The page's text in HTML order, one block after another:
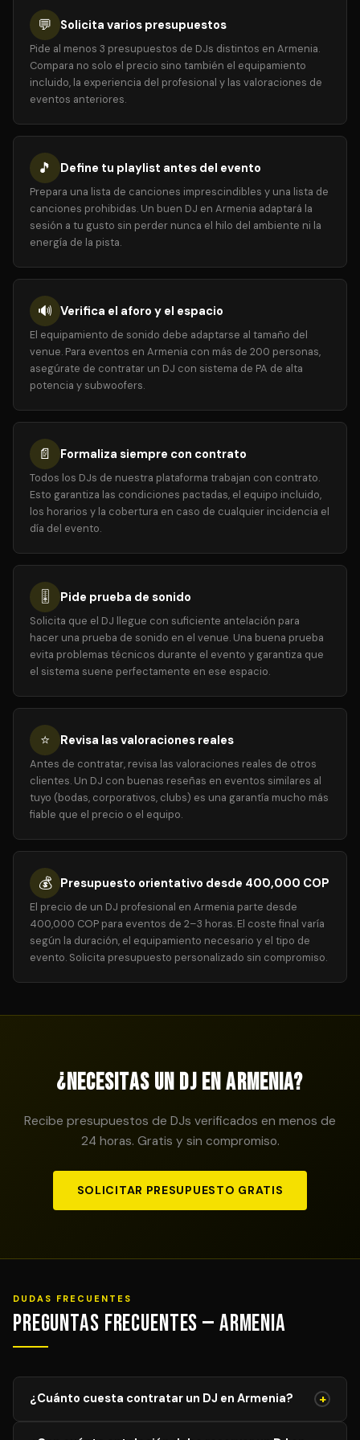
💬 Solicita varios presupuestos
Pide al menos 3 presupuestos de DJs distintos en Armenia.
Compara no solo el precio sino también el equipamiento
incluido, la experiencia del profesional y las valoraciones de
eventos anteriores.
🎵 Define tu playlist antes del evento
Prepara una lista de canciones imprescindibles y una lista de
canciones prohibidas. Un buen DJ en Armenia adaptará la
sesión a tu gusto sin perder nunca el hilo del ambiente ni la
energía de la pista.
🔊 Verifica el aforo y el espacio
El equipamiento de sonido debe adaptarse al tamaño del
venue. Para eventos en Armenia con más de 200 personas,
asegúrate de contratar un DJ con sistema de PA de alta
potencia y subwoofers.
📄 Formaliza siempre con contrato
Todos los DJs de nuestra plataforma trabajan con contrato.
Esto garantiza las condiciones pactadas, el equipo incluido,
los horarios y la cobertura en caso de cualquier incidencia el
día del evento.
🎚️ Pide prueba de sonido
Solicita que el DJ llegue con suficiente antelación para
hacer una prueba de sonido en el venue. Una buena prueba
evita problemas técnicos durante el evento y garantiza que
el sistema suene perfectamente en ese espacio.
⭐ Revisa las valoraciones reales
Antes de contratar, revisa las valoraciones reales de otros
clientes. Un DJ con buenas reseñas en eventos similares al
tuyo (bodas, corporativos, clubs) es una garantía mucho más
fiable que el precio o el equipo.
💰 Presupuesto orientativo desde 400,000 COP
El precio de un DJ profesional en Armenia parte desde
400,000 COP para eventos de 2–3 horas. El coste final varía
según la duración, el equipamiento necesario y el tipo de
evento. Solicita presupuesto personalizado sin compromiso.
¿Necesitas un DJ en Armenia?
Recibe presupuestos de DJs verificados en menos de
24 horas. Gratis y sin compromiso.
SOLICITAR PRESUPUESTO GRATIS
DUDAS FRECUENTES
Preguntas Frecuentes — Armenia
¿Cuánto cuesta contratar un DJ en Armenia? +